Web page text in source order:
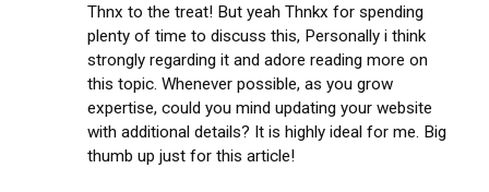
Thnx to the treat! But yeah Thnkx for spending
plenty of time to discuss this, Personally i think
strongly regarding it and adore reading more on
this topic. Whenever possible, as you grow
expertise, could you mind updating your website
with additional details? It is highly ideal for me. Big
thumb up just for this article!